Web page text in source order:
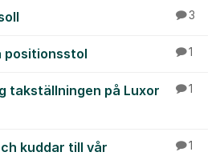
3
positionsstol 1
takställningen på Luxor
1
kuddar till vår
1